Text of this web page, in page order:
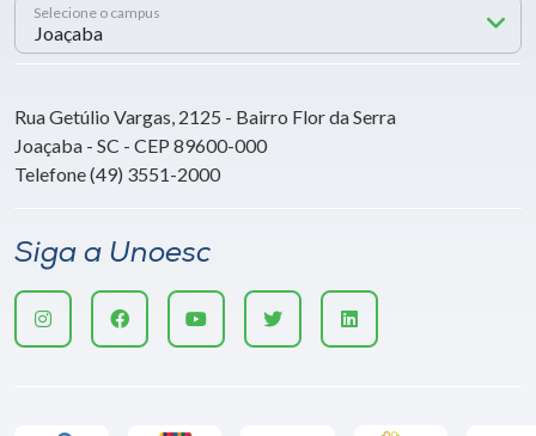
Selecione o campus
Rua Getúlio Vargas, 2125 - Bairro Flor da Serra
Joaçaba - SC - CEP 89600-000
Telefone (49) 3551-2000
Siga a Unoesc